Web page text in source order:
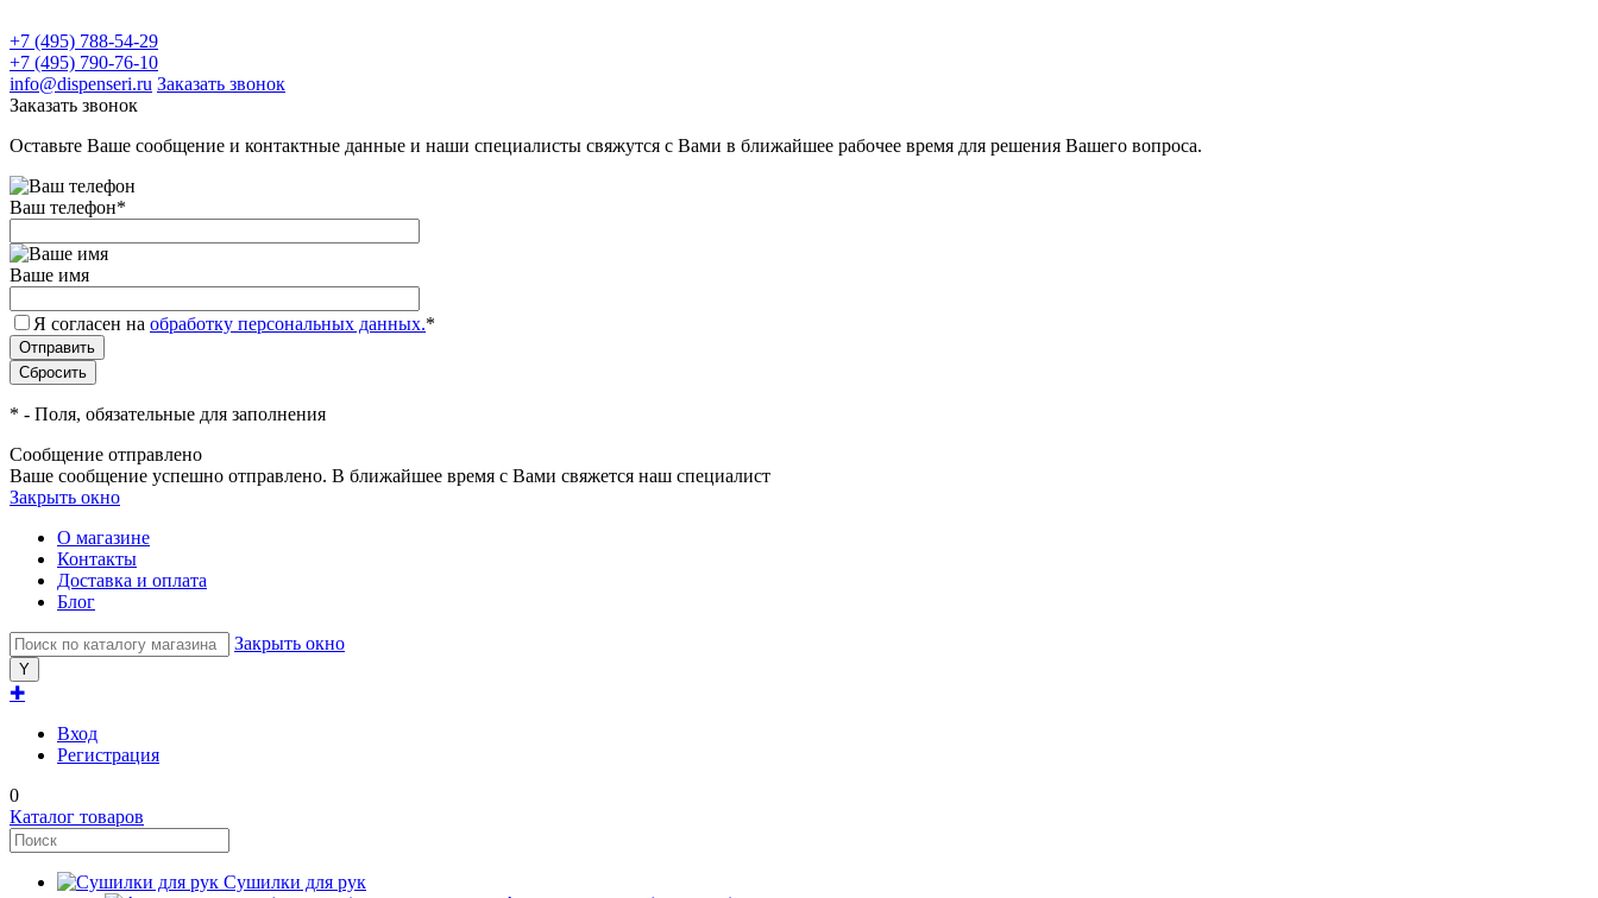
+7 (495) 788-54-29
+7 (495) 790-76-10
info@dispenseri.ru Заказать звонок
Заказать звонок
Оставьте Ваше сообщение и контактные данные и наши специалисты свяжутся с Вами в ближайшее рабочее время для решения Вашего вопроса.
Ваш телефон*
Ваше имя
Я согласен на обработку персональных данных.*
* - Поля, обязательные для заполнения
Сообщение отправлено
Ваше сообщение успешно отправлено. В ближайшее время с Вами свяжется наш специалист
Закрыть окно
О магазине
Контакты
Доставка и оплата
Блог
Закрыть окно
✚
Вход
Регистрация
0
Каталог товаров
Сушилки для рук